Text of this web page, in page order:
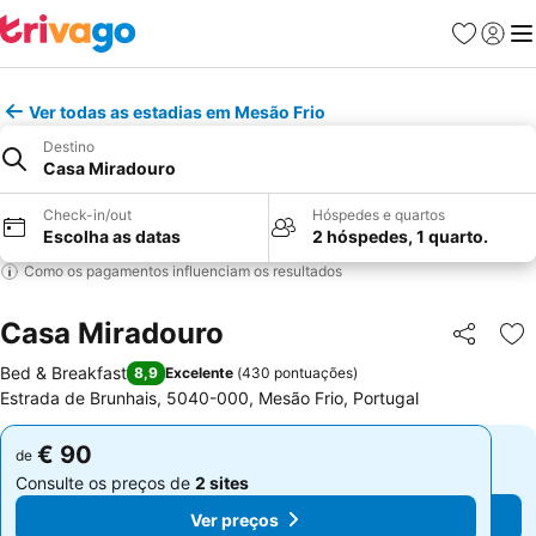
Favoritos
Iniciar
Ver todas as estadias em Mesão Frio
Destino
Casa Miradouro
Check-in/out
Escolha as datas
Hóspedes e quartos
2 hóspedes, 1 quarto.
Como os pagamentos influenciam os resultados
Casa Miradouro Partilhar
Bed & Breakfast 8,9 Excelente (430 pontuações)
Estrada de Brunhais, 5040-000, Mesão Frio, Portugal
de € 90
Consulte os preços de 2 sites
Ver preços
de € 90
Consulte os preços de 2 sites
Ver preços